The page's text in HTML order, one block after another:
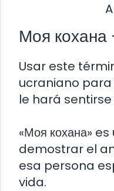
Моя
Usar este
ucraniano
le hará
«Моя кохана»
demostrar el
esa persona
vida.